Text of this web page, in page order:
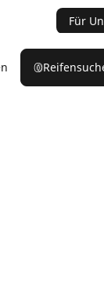
Für